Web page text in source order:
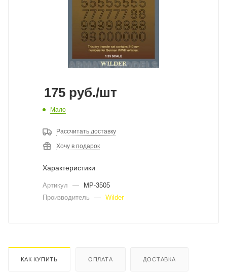
175 руб./шт
Мало
Рассчитать доставку
Хочу в подарок
Характеристики
Артикул —
MP-3505
Производитель
— Wilder
КАК КУПИТЬ ОПЛАТА ДОСТАВКА